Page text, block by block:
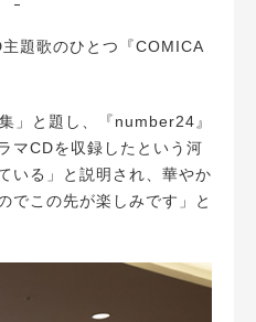
題歌のひとつ『COMICA
」と題し、『number24』
マCDを収録したという河
いる」と説明され、華やか
でこの先が楽しみです」と